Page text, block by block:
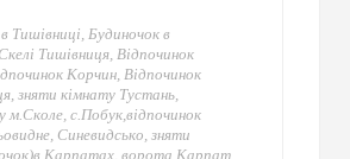
Тишівниці, Будиночок в
Тишівниця, Відпочинок
Корчин, Відпочинок
зняти кімнату Тустань,
м.Сколе, с.Побук,відпочинок
Синевидсько, зняти
Карпатах, ворота Карпат